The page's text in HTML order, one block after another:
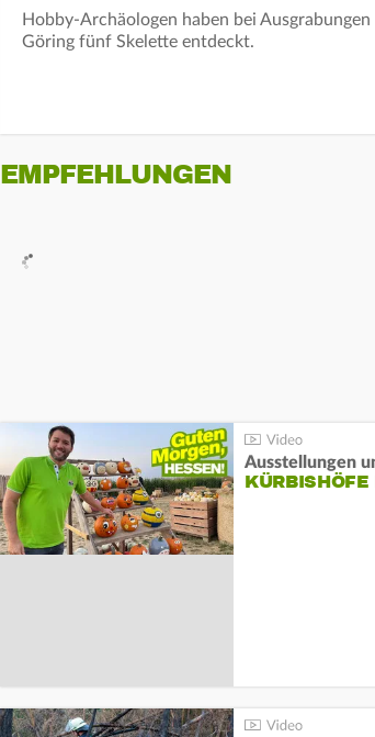
Hobby-Archäologen haben bei
Göring fünf Skelette entdeckt.
EMPFEHLUNGEN
Ausstellungen